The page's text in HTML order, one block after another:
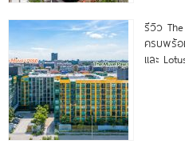
รีวิว
ครบพร้อ
และ